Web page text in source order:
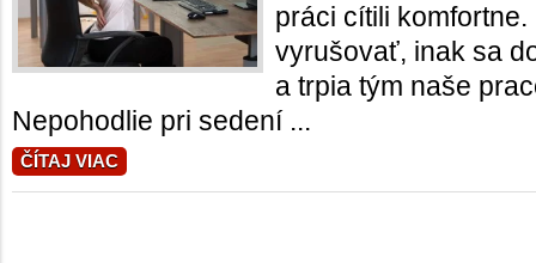
práci cítili
vyrušovať, inak sa
a trpia tým naše
Nepohodlie pri sedení ...
ČÍTAJ VIAC